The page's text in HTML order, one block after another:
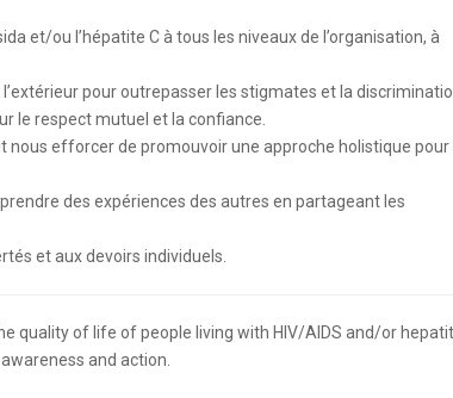
et/ou l’hépatite C à tous les niveaux de l’organisation, à
pour outrepasser les stigmates et la
le respect mutuel et la confiance.
nous efforcer de promouvoir une approche holistique pour
des expériences des autres en partageant les
et aux devoirs individuels.
quality of life of people living with HIV/AIDS and/or
and action.